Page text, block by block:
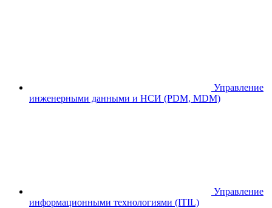
Управление
инженерными данными и НСИ (PDM, MDM)
Управление
информационными технологиями (ITIL)